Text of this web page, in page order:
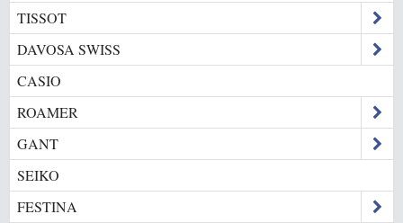
TISSOT
DAVOSA SWISS
CASIO
ROAMER
GANT
SEIKO
FESTINA